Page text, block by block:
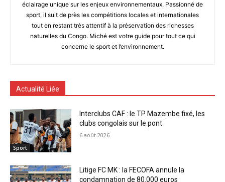
éclairage unique sur les enjeux environnementaux. Passionné de
sport, il suit de près les compétitions locales et internationales
tout en restant très attentif à la préservation des richesses
naturelles du Congo. Miché est votre guide pour tout ce qui
concerne le sport et l’environnement.
Actualité Liée
Sport
Interclubs CAF : le TP Mazembe fixé, les
clubs congolais sur le pont
6 août 2026
Litige FC MK : la FECOFA annule la
condamnation de 80.000 euros